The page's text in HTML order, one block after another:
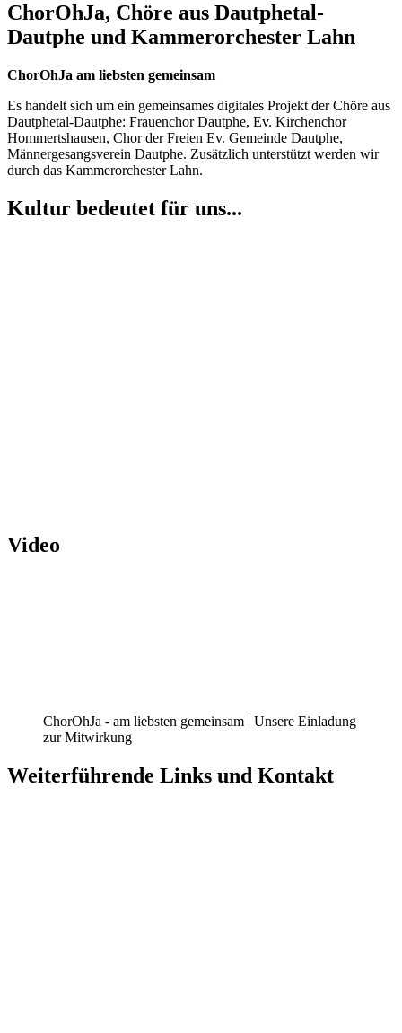
ChorOhJa, Chöre aus Dautphetal-
Dautphe und Kammerorchester Lahn
ChorOhJa am liebsten gemeinsam
Es handelt sich um ein gemeinsames digitales Projekt der Chöre aus
Dautphetal-Dautphe: Frauenchor Dautphe, Ev. Kirchenchor
Hommertshausen, Chor der Freien Ev. Gemeinde Dautphe,
Männergesangsverein Dautphe. Zusätzlich unterstützt werden wir
durch das Kammerorchester Lahn.
Kultur bedeutet für uns...
Video
ChorOhJa - am liebsten gemeinsam | Unsere Einladung
zur Mitwirkung
Weiterführende Links und Kontakt